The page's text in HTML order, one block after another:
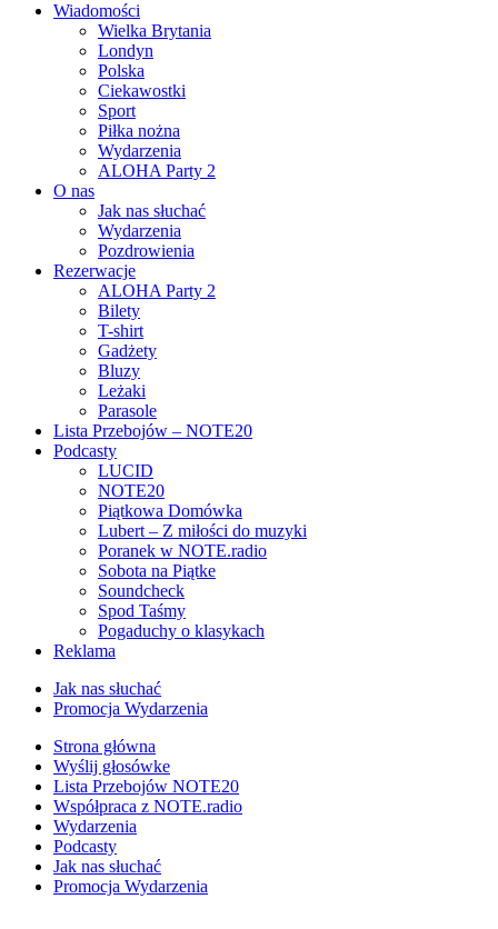
Wiadomości
Wielka Brytania
Londyn
Polska
Ciekawostki
Sport
Piłka nożna
Wydarzenia
ALOHA Party 2
O nas
Jak nas słuchać
Wydarzenia
Pozdrowienia
Rezerwacje
ALOHA Party 2
Bilety
T-shirt
Gadżety
Bluzy
Leżaki
Parasole
Lista Przebojów – NOTE20
Podcasty
LUCID
NOTE20
Piątkowa Domówka
Lubert – Z miłości do muzyki
Poranek w NOTE.radio
Sobota na Piątke
Soundcheck
Spod Taśmy
Pogaduchy o klasykach
Reklama
Jak nas słuchać
Promocja Wydarzenia
Strona główna
Wyślij głosówke
Lista Przebojów NOTE20
Współpraca z NOTE.radio
Wydarzenia
Podcasty
Jak nas słuchać
Promocja Wydarzenia